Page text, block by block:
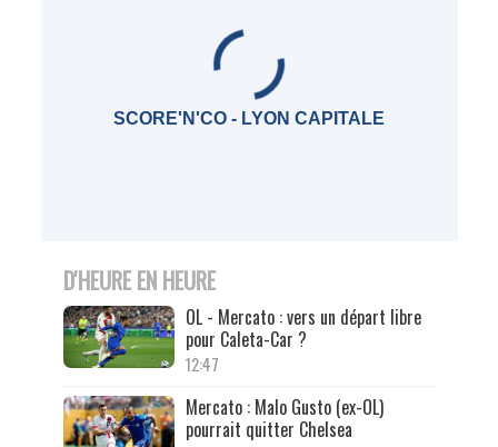
SCORE'N'CO - LYON CAPITALE
D'HEURE EN HEURE
OL - Mercato : vers un départ libre
pour Caleta-Car ?
12:47
Mercato : Malo Gusto (ex-OL)
pourrait quitter Chelsea